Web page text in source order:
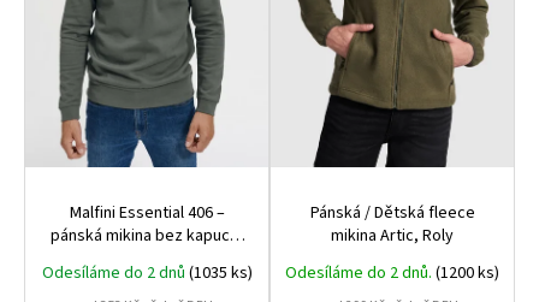
ů
Malfini Essential 406 –
pánská mikina bez kapuce,
pro potisk i výšivku
Odesíláme do 2 dnů (1035 ks)
Pánská / Dětská fleece
mikina Artic, Roly
Odesíláme do 2 dnů. (1200 ks)